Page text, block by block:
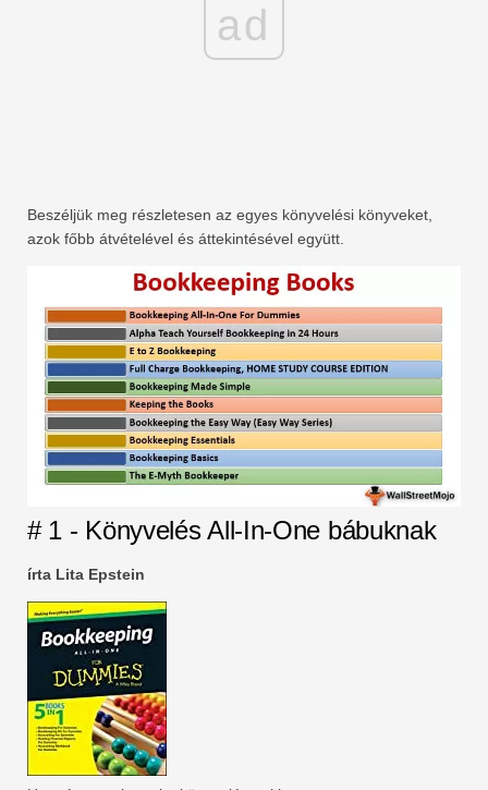
ad
Beszéljük meg részletesen az egyes könyvelési könyveket,
azok főbb átvételével és áttekintésével együtt.
# 1 - Könyvelés All-In-One bábuknak
írta Lita Epstein